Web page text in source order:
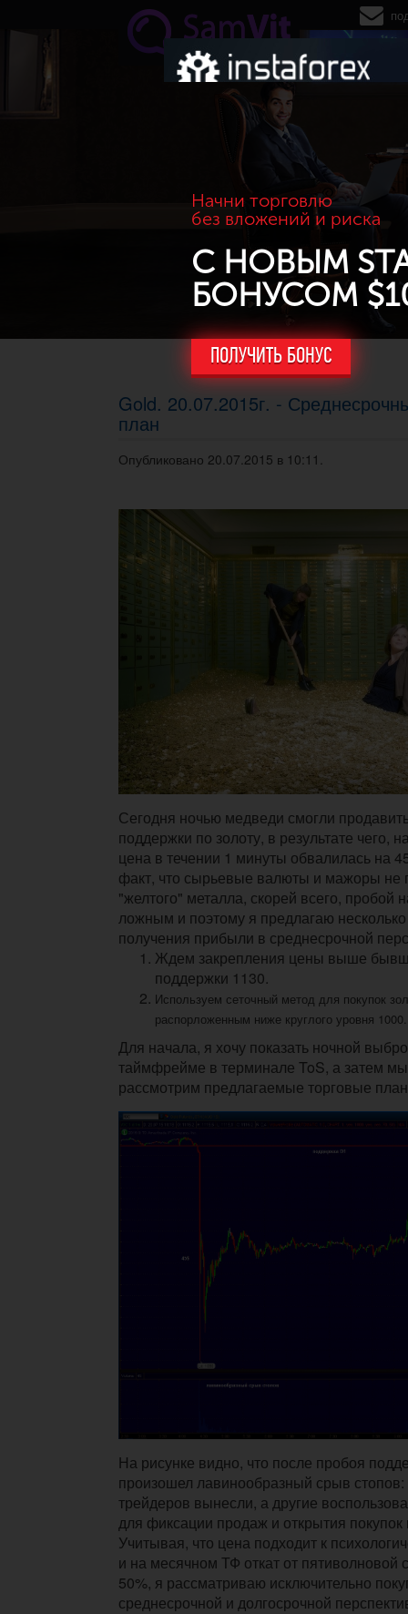
Перейти к основному содержанию
Начни торговлю
без вложений и риска
С НОВЫМ
БОНУСОМ
ПОЛУЧИТЬ БОНУС
Gold. 20.07.2015г. -
план
Опубликовано 20.07.2015 в 10:11.
Сегодня ночью медведи смогли
поддержки по золоту, в результате чего,
цена в течении 1 минуты обвалилась на
факт, что сырьевые валюты и мажоры не
"желтого" металла, скорей всего, пробой
ложным и поэтому я предлагаю
получения прибыли в среднесрочной
Ждем закрепления цены выше
поддержки 1130.
Используем сеточный метод для покупок
распорложенным ниже круглого уровня
Для начала, я хочу показать ночной
таймфрейме в терминале ToS, а затем
рассмотрим предлагаемые торговые
На рисунке видно, что после пробоя
произошел лавинообразный срыв
трейдеров вынесли, а другие
для фиксации продаж и открытия
Учитывая, что цена подходит к
и на месячном ТФ откат от пятиволновой
50%, я рассматриваю исключительно
среднесрочной и долгосрочной